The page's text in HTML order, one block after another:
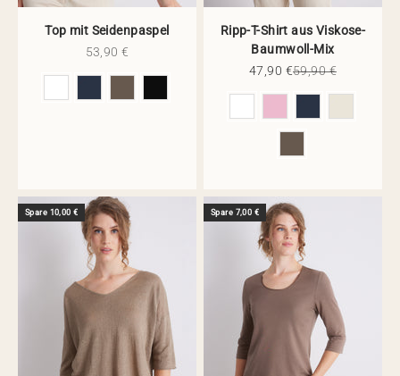
Top mit Seidenpaspel
Angebot
53,90 €
Ripp-T-Shirt aus Viskose-
Baumwoll-Mix
Angebot
47,90 €Regulärer Preis
59,90 €
Spare 10,00 € Spare 7,00 €